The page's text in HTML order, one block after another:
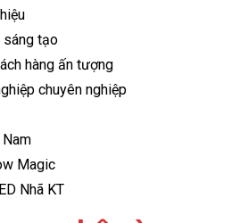
tạo
hàng ấn tượng
chuyên nghiệp
Magic
Nhã KT